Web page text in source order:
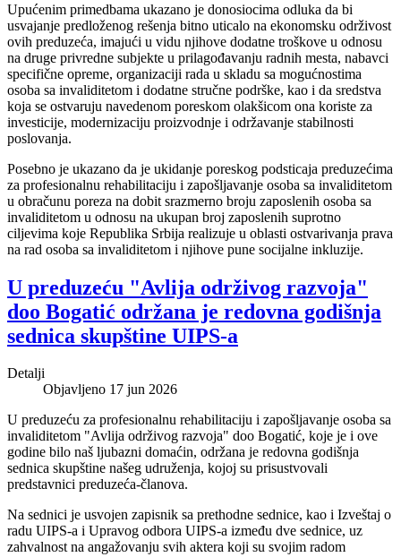
Upućenim primedbama ukazano je donosiocima odluka da bi
usvajanje predloženog rešenja bitno uticalo na ekonomsku održivost
ovih preduzeća, imajući u vidu njihove dodatne troškove u odnosu
na druge privredne subjekte u prilagođavanju radnih mesta, nabavci
specifične opreme, organizaciji rada u skladu sa mogućnostima
osoba sa invaliditetom i dodatne stručne podrške, kao i da sredstva
koja se ostvaruju navedenom poreskom olakšicom ona koriste za
investicije, modernizaciju proizvodnje i održavanje stabilnosti
poslovanja.
Posebno je ukazano da je ukidanje poreskog podsticaja preduzećima
za profesionalnu rehabilitaciju i zapošljavanje osoba sa invaliditetom
u obračunu poreza na dobit srazmerno broju zaposlenih osoba sa
invaliditetom u odnosu na ukupan broj zaposlenih suprotno
ciljevima koje Republika Srbija realizuje u oblasti ostvarivanja prava
na rad osoba sa invaliditetom i njihove pune socijalne inkluzije.
U preduzeću "Avlija održivog razvoja"
doo Bogatić održana je redovna godišnja
sednica skupštine UIPS-a
Detalji
Objavljeno 17 jun 2026
U preduzeću za profesionalnu rehabilitaciju i zapošljavanje osoba sa
invaliditetom "Avlija održivog razvoja" doo Bogatić, koje je i ove
godine bilo naš ljubazni domaćin, održana je redovna godišnja
sednica skupštine našeg udruženja, kojoj su prisustvovali
predstavnici preduzeća-članova.
Na sednici je usvojen zapisnik sa prethodne sednice, kao i Izveštaj o
radu UIPS-a i Upravog odbora UIPS-a između dve sednice, uz
zahvalnost na angažovanju svih aktera koji su svojim radom